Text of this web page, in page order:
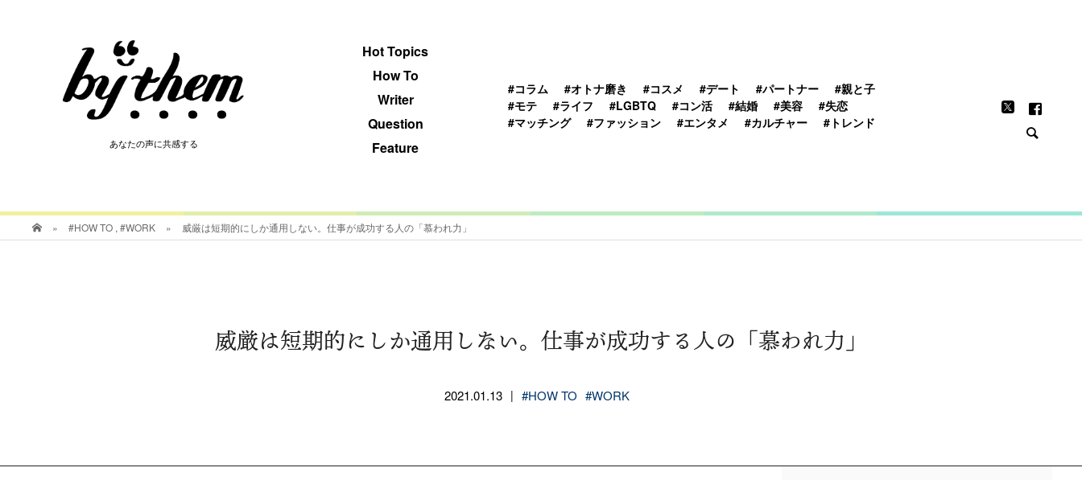
あなたの声に共感する
Hot Topics
How To
Writer
Question
Feature
#コラム #オトナ磨き #コスメ #デート #パートナー
#親と子
#モテ
#ライフ #LGBTQ #コン活 #結婚 #美容
#失恋
#マッチング
#ファッション #エンタメ #カルチャー #トレンド
あなたの声に共感する
» #HOW TO , #WORK » 威厳は短期的にしか通用しない。仕事が成功する人の「慕われ力」
威厳は短期的にしか通用しない。仕事が成功する人の「慕われ力」
2021.01.13 | #HOW TO #WORK